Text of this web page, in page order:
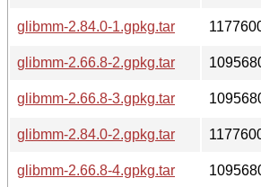
glibmm-2.84.0-1.gpkg.tar
glibmm-2.66.8-2.gpkg.tar
glibmm-2.66.8-3.gpkg.tar
glibmm-2.84.0-2.gpkg.tar
glibmm-2.66.8-4.gpkg.tar